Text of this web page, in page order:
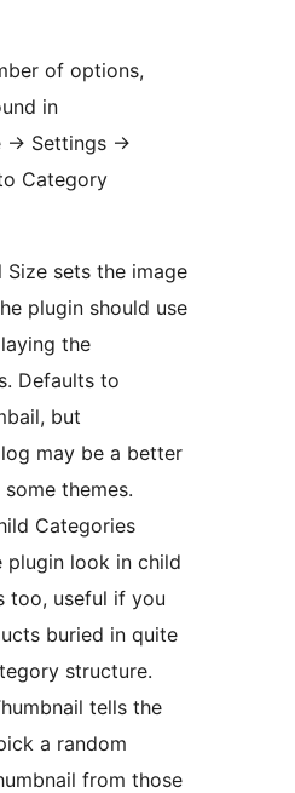
of options,
in
-> Settings ->
Category
Size sets the image
plugin should use
the
Defaults to
but
may be a better
themes.
Categories
plugin look in child
too, useful if you
buried in quite
structure.
tells the
a random
from those